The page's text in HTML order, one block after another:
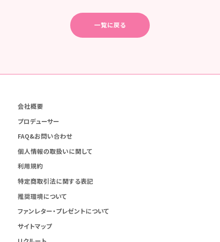
一覧に戻る
会社概要
プロデューサー
FAQ&お問い合わせ
個人情報の取扱いに関して
利用規約
特定商取引法に関する表記
推奨環境について
ファンレター・プレゼントについて
サイトマップ